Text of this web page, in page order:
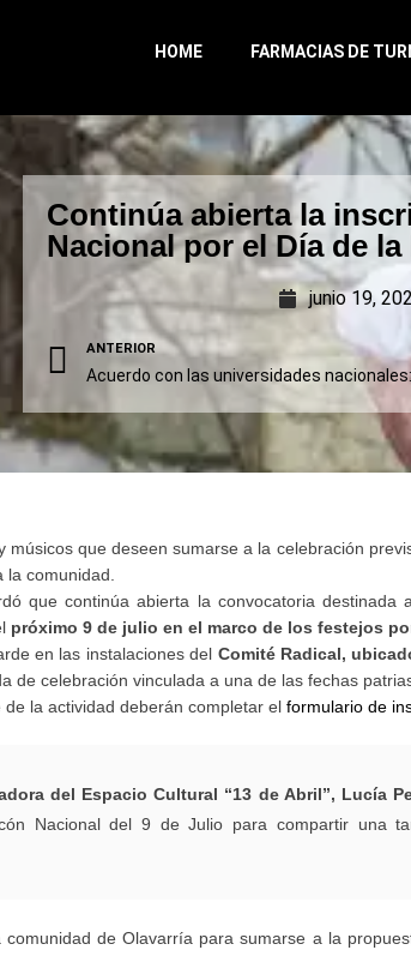
HOME FARMACIAS DE
Continúa abierta la
Nacional por el Día de
junio 19,
ANTERIOR
músicos que deseen sumarse a la celebración
comunidad.
que continúa abierta la convocatoria
próximo 9 de julio en el marco de los festejos
en las instalaciones del Comité Radical,
de celebración vinculada a una de las fechas
la actividad deberán completar el formulario de
del Espacio Cultural “13 de Abril”, Lucía
Nacional del 9 de Julio para compartir una
de Olavarría para sumarse a la